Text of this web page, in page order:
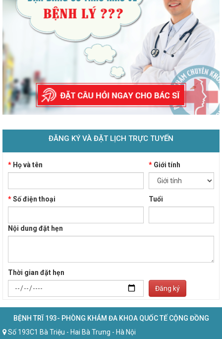
ĐĂNG KÝ VÀ ĐẶT LỊCH TRỰC TUYẾN
* Họ và tên *Giới tính
*Số điện thoại Tuổi
Nội dung đặt hẹn
Thời gian đặt hẹn
Đăng ký
BỆNH TRĨ 193- PHÒNG KHÁM ĐA KHOA QUỐC TẾ CỘNG ĐỒNG
Số 193C1 Bà Triệu - Hai Bà Trưng - Hà Nội